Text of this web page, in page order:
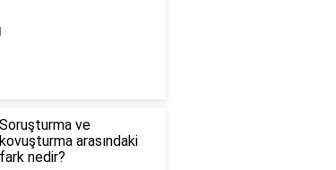
Soruşturma ve
kovuşturma arasındaki
fark nedir?